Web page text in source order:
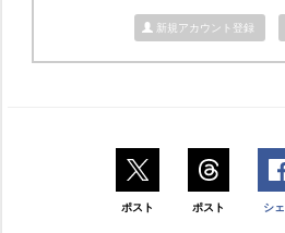
新規アカウント登録
ポスト ポスト シ